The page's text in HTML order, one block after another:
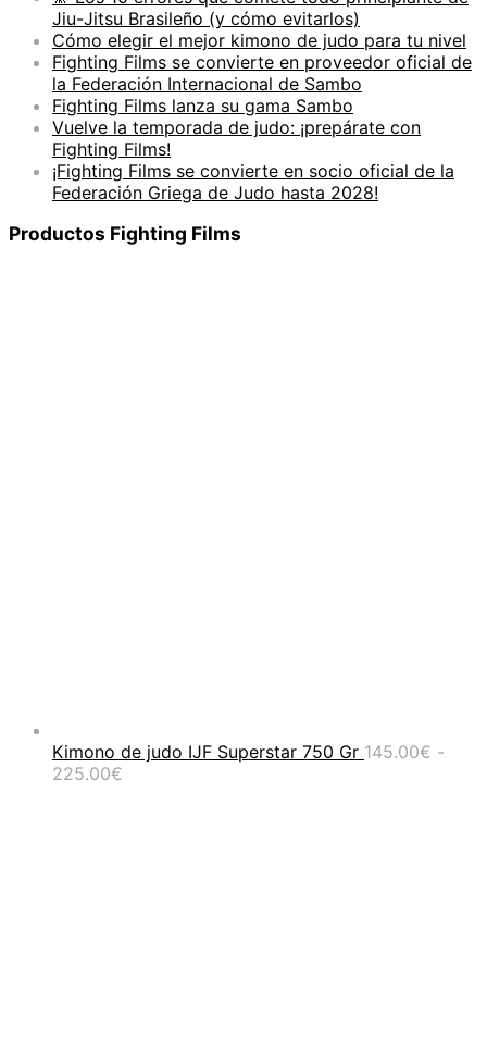
Jiu-Jitsu Brasileño (y cómo evitarlos)
Cómo elegir el mejor kimono de judo para tu nivel
Fighting Films se convierte en proveedor oficial de
la Federación Internacional de Sambo
Fighting Films lanza su gama Sambo
Vuelve la temporada de judo: ¡prepárate con
Fighting Films!
¡Fighting Films se convierte en socio oficial de la
Federación Griega de Judo hasta 2028!
Productos Fighting Films
Kimono de judo IJF Superstar 750 Gr 145.00€ -
225.00€